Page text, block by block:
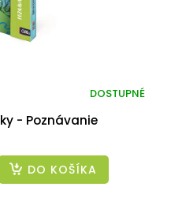
- Poznávanie
DOSTUPNÉ
DO KOŠÍKA